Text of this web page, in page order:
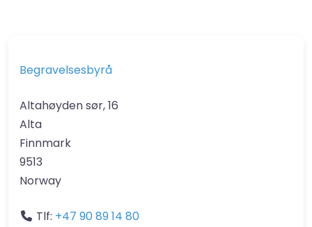
Begravelsesbyrå
Altahøyden sør, 16
Alta
Finnmark
9513
Norway
Tlf: +47 90 89 14 80